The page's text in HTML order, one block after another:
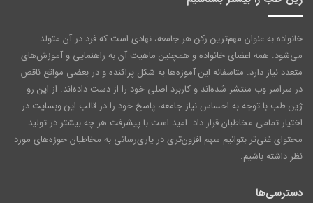
خانواده به عنوان مهم‌ترین رکن هر جامعه‌، نهادی است که فرد در آن متولد
می‌شود. همه اعضای خانواده و همچنین ماهیت آن به راهنمایی و آموزش‌های
متعدد نیاز دارد. متاسفانه این آموزه‌ها به شکل پراکنده و در بعضی مواقع ناقص
در سراسر وب منتشر شده‌اند و کاربرد اصلی خود را از دست داده‌اند. از این رو
ژین طب با توجه به احساس نیاز جامعه، پاسخ خود را در قالب این وبسایت در
اختیار تمامی مخاطبان قرار داد. امید است با پیشرفت هر چه بیشتر در تولید
محتوای غنی‌تر بتوانیم سهم افزون‌تری در یاری‌رسانی به مخاطبان حوزه‌های مورد
نظر داشته باشیم.
دسترسی‌ها